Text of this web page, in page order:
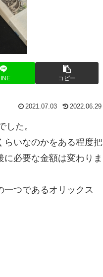
コピー
2021.07.03 2022.06.29
た。
らいなのかをある程度把
必要な金額は変わりま
つであるオリックス